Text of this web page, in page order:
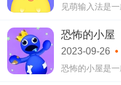
见萌输入法是
用，这款软件的
爱的表情包、萌
面主题可选
恐怖的小屋
2023-09-26
恐怖的小屋是一